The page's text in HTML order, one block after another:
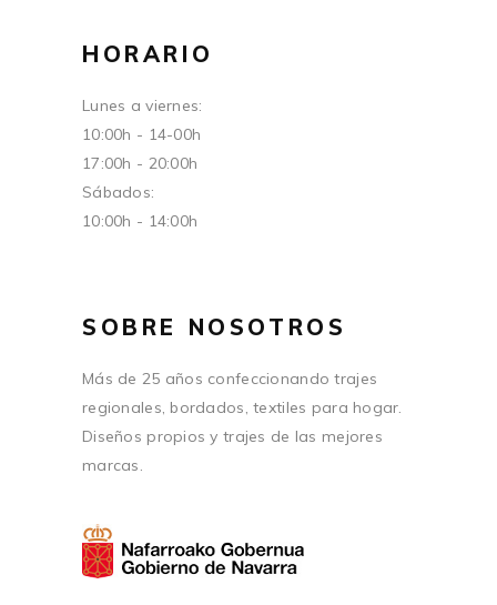
HORARIO
Lunes a viernes:
10:00h - 14-00h
17:00h - 20:00h
Sábados:
10:00h - 14:00h
SOBRE NOSOTROS
Más de 25 años confeccionando trajes
regionales, bordados, textiles para hogar.
Diseños propios y trajes de las mejores
marcas.